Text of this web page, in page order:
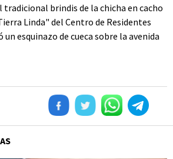
brindis de la chicha en cacho
Linda" del Centro de Residentes
esquinazo de cueca sobre la avenida